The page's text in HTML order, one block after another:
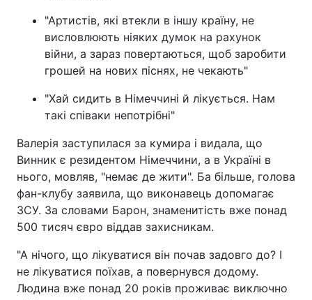
"Артистів, які втекли в іншу країну, не
висловлюють ніяких думок на рахунок
війни, а зараз повертаються, щоб заробити
грошей на нових піснях, не чекають"
"Хай сидить в Німеччині й лікується. Нам
такі співаки непотрібні"
Валерія заступилася за кумира і видала, що
Винник є резидентом Німеччини, а в Україні в
нього, мовляв, "немає де жити". Ба більше, голова
фан-клубу заявила, що виконавець допомагає
ЗСУ. За словами Барон, знаменитість вже понад
500 тисяч євро віддав захисникам.
"А нічого, що лікуватися він почав задовго до? І
не лікуватися поїхав, а повернувся додому.
Людина вже понад 20 років проживає виключно